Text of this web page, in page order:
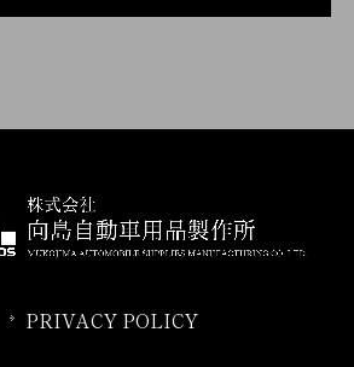
PRIVACY POLICY